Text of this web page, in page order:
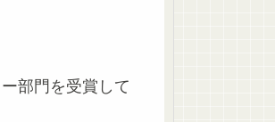
部門を受賞して